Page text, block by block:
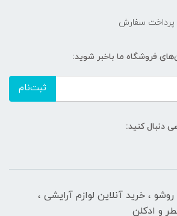
پرداخت سفارش
فروشگاه ما باخبر شوید:
ثبت‌نام
دنبال کنید:
، خرید آنلاین لوازم آرایشی ،
و ادکلن